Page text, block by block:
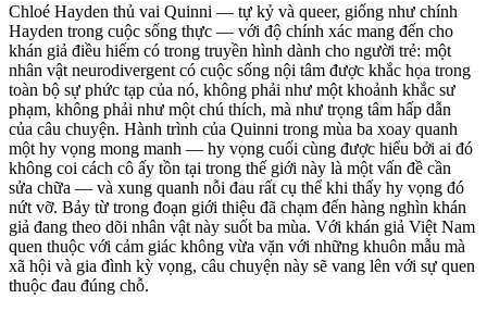
Chloé Hayden thủ vai Quinni — tự kỷ và queer, giống như chính
Hayden trong cuộc sống thực — với độ chính xác mang đến cho
khán giả điều hiếm có trong truyền hình dành cho người trẻ: một
nhân vật neurodivergent có cuộc sống nội tâm được khắc họa trong
toàn bộ sự phức tạp của nó, không phải như một khoảnh khắc sư
phạm, không phải như một chú thích, mà như trọng tâm hấp dẫn
của câu chuyện. Hành trình của Quinni trong mùa ba xoay quanh
một hy vọng mong manh — hy vọng cuối cùng được hiểu bởi ai đó
không coi cách cô ấy tồn tại trong thế giới này là một vấn đề cần
sửa chữa — và xung quanh nỗi đau rất cụ thể khi thấy hy vọng đó
nứt vỡ. Bảy từ trong đoạn giới thiệu đã chạm đến hàng nghìn khán
giả đang theo dõi nhân vật này suốt ba mùa. Với khán giả Việt Nam
quen thuộc với cảm giác không vừa vặn với những khuôn mẫu mà
xã hội và gia đình kỳ vọng, câu chuyện này sẽ vang lên với sự quen
thuộc đau đúng chỗ.